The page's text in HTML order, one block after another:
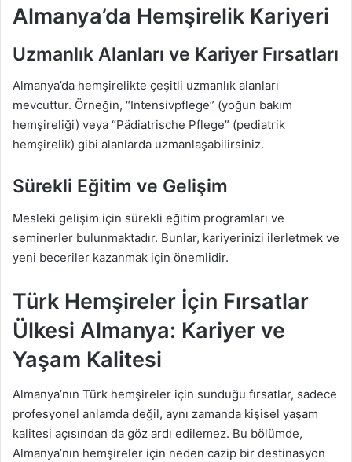
Almanya’da Hemşirelik Kariyeri
Uzmanlık Alanları ve Kariyer Fırsatları
Almanya’da hemşirelikte çeşitli uzmanlık alanları
mevcuttur. Örneğin, “Intensivpflege” (yoğun bakım
hemşireliği) veya “Pädiatrische Pflege” (pediatrik
hemşirelik) gibi alanlarda uzmanlaşabilirsiniz.
Sürekli Eğitim ve Gelişim
Mesleki gelişim için sürekli eğitim programları ve
seminerler bulunmaktadır. Bunlar, kariyerinizi ilerletmek ve
yeni beceriler kazanmak için önemlidir.
Türk Hemşireler İçin Fırsatlar
Ülkesi Almanya: Kariyer ve
Yaşam Kalitesi
Almanya’nın Türk hemşireler için sunduğu fırsatlar, sadece
profesyonel anlamda değil, aynı zamanda kişisel yaşam
kalitesi açısından da göz ardı edilemez. Bu bölümde,
Almanya’nın hemşireler için neden cazip bir destinasyon